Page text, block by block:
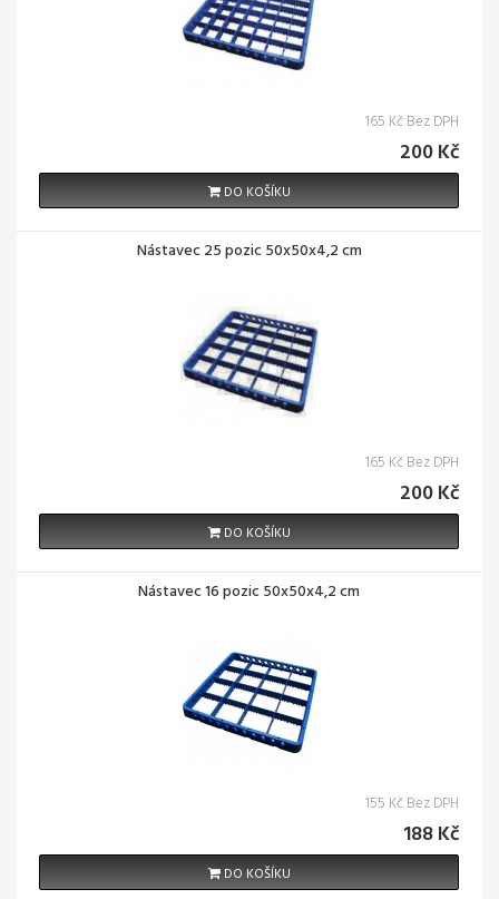
165 Kč Bez DPH
200 Kč
DO KOŠÍKU
Nástavec 25 pozic 50x50x4,2 cm
165 Kč Bez DPH
200 Kč
DO KOŠÍKU
Nástavec 16 pozic 50x50x4,2 cm
155 Kč Bez DPH
188 Kč
DO KOŠÍKU